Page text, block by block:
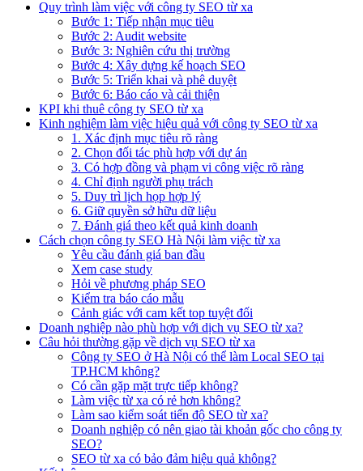
Quy trình làm việc với công ty SEO từ xa
Bước 1: Tiếp nhận mục tiêu
Bước 2: Audit website
Bước 3: Nghiên cứu thị trường
Bước 4: Xây dựng kế hoạch SEO
Bước 5: Triển khai và phê duyệt
Bước 6: Báo cáo và cải thiện
KPI khi thuê công ty SEO từ xa
Kinh nghiệm làm việc hiệu quả với công ty SEO từ xa
1. Xác định mục tiêu rõ ràng
2. Chọn đối tác phù hợp với dự án
3. Có hợp đồng và phạm vi công việc rõ ràng
4. Chỉ định người phụ trách
5. Duy trì lịch họp hợp lý
6. Giữ quyền sở hữu dữ liệu
7. Đánh giá theo kết quả kinh doanh
Cách chọn công ty SEO Hà Nội làm việc từ xa
Yêu cầu đánh giá ban đầu
Xem case study
Hỏi về phương pháp SEO
Kiểm tra báo cáo mẫu
Cảnh giác với cam kết top tuyệt đối
Doanh nghiệp nào phù hợp với dịch vụ SEO từ xa?
Câu hỏi thường gặp về dịch vụ SEO từ xa
Công ty SEO ở Hà Nội có thể làm Local SEO tại
TP.HCM không?
Có cần gặp mặt trực tiếp không?
Làm việc từ xa có rẻ hơn không?
Làm sao kiểm soát tiến độ SEO từ xa?
Doanh nghiệp có nên giao tài khoản gốc cho công ty
SEO?
SEO từ xa có bảo đảm hiệu quả không?